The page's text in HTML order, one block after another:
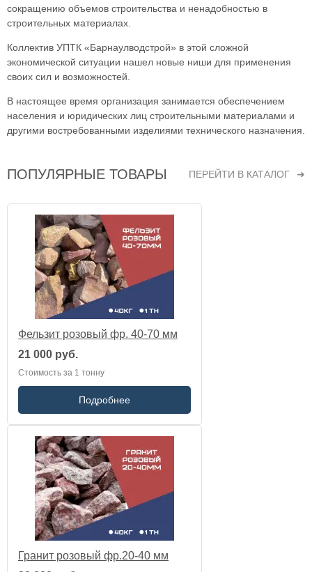
сокращению объемов строительства и ненадобностью в
строительных материалах.
Коллектив УПТК «Барнаулводстрой» в этой сложной
экономической ситуации нашел новые ниши для применения
своих сил и возможностей.
В настоящее время организация занимается обеспечением
населения и юридических лиц строительными материалами и
другими востребованными изделиями технического назначения.
ПОПУЛЯРНЫЕ ТОВАРЫ ПЕРЕЙТИ В КАТАЛОГ
Фельзит розовый фр. 40-70 мм
21 000 руб.
Стоимость за 1 тонну
Подробнее
Гранит розовый фр.20-40 мм